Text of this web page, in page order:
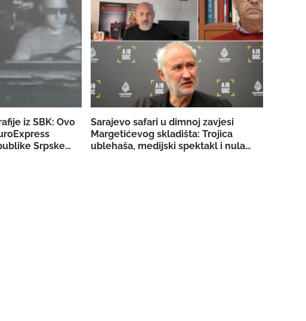
iz SBK: Ovo
Srpske za
Sarajevo safari u dimnoj zavjesi
Margetićevog skladišta: Trojica
ublehaša, medijski spektakl i nula